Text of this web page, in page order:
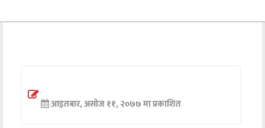
अन्तर्वार्ता
आइतबार, असोज ११, २०७७ मा प्रकाशित